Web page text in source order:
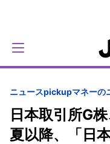
ニュースpickupマネーの
日本取引所G
夏以降、「日